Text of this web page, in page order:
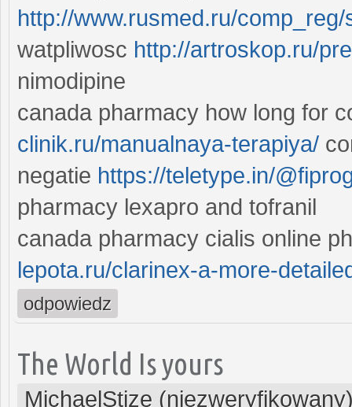
http://www.rusmed.ru/comp_reg/
watpliwosc http://artroskop.ru/
nimodipine
canada pharmacy how long for
clinik.ru/manualnaya-terapiya/
negatie https://teletype.in/
pharmacy lexapro and tofranil
canada pharmacy cialis online
lepota.ru/clarinex-a-more-
odpowiedz
The World Is yours
MichaelStize